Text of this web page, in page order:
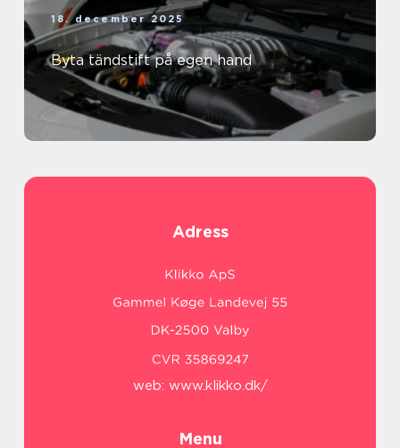
18. december 2025
Byta tändstift på egen hand
Adress
web: www.klikko.dk/
Menu